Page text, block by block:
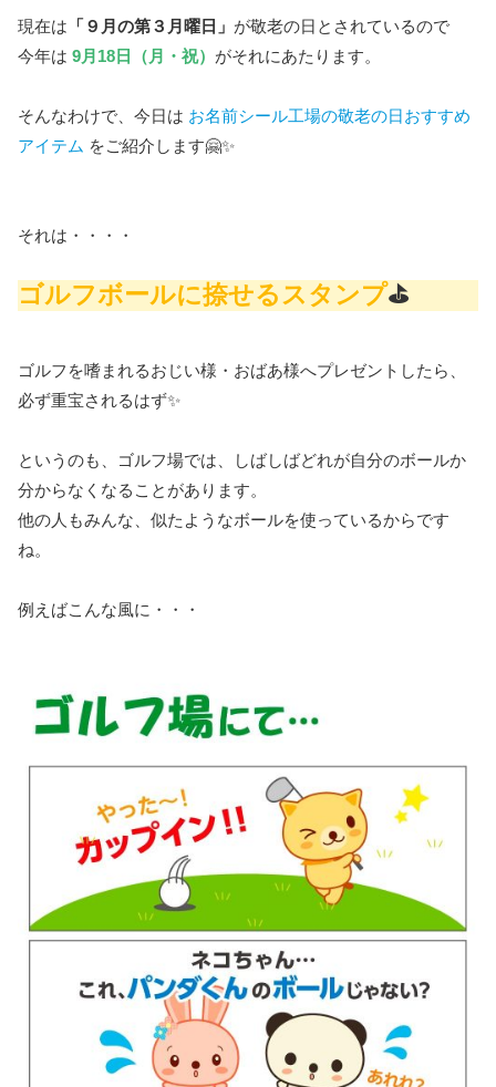
現在は 「９月の第３月曜日」 が敬老の日とされているので
今年は 9月18日（月・祝） がそれにあたります。
そんなわけで、今日は お名前シール工場の敬老の日おすすめ
アイテム をご紹介します🤗✨
それは・・・・
ゴルフボールに捺せるスタンプ⛳
ゴルフを嗜まれるおじい様・おばあ様へプレゼントしたら、
必ず重宝されるはず✨
というのも、ゴルフ場では、しばしばどれが自分のボールか
分からなくなることがあります。
他の人もみんな、似たようなボールを使っているからです
ね。
例えばこんな風に・・・